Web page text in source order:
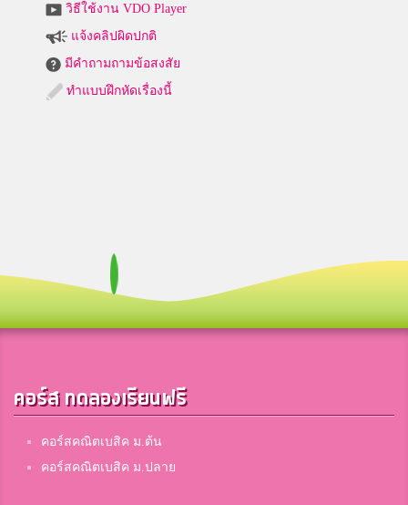
วิธีใช้งาน VDO Player
แจ้งคลิปผิดปกติ
มีคำถามถามข้อสงสัย
ทำแบบฝึกหัดเรื่องนี้
คอร์ส ทดลองเรียนฟรี
คอร์สคณิตเบสิค ม.ต้น
คอร์สคณิตเบสิค ม.ปลาย